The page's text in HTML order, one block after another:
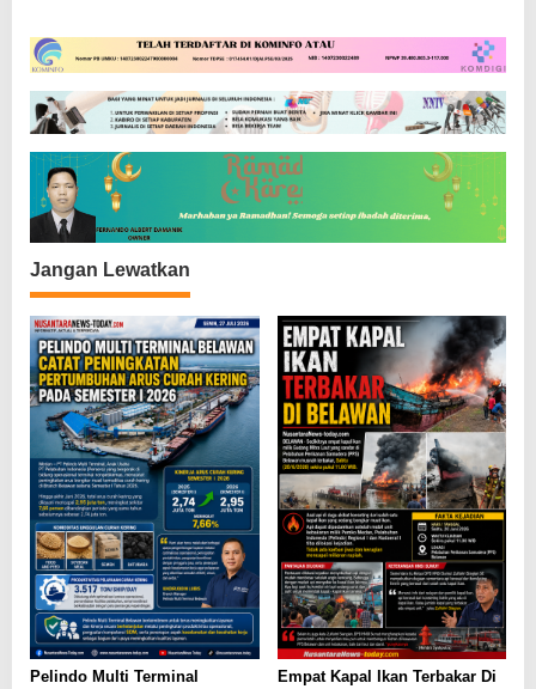
a
s
i
p
o
s
Jangan Lewatkan
Pelindo Multi Terminal
Empat Kapal Ikan Terbakar Di